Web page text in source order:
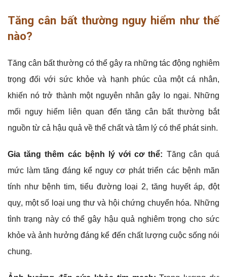
Tăng cân bất thường nguy hiểm như thế
nào?
Tăng cân bất thường có thể gây ra những tác động nghiêm
trọng đối với sức khỏe và hạnh phúc của một cá nhân,
khiến nó trở thành một nguyên nhân gây lo ngại. Những
mối nguy hiểm liên quan đến tăng cân bất thường bắt
nguồn từ cả hậu quả về thể chất và tâm lý có thể phát sinh.
Gia tăng thêm các bệnh lý với cơ thể: Tăng cân quá
mức làm tăng đáng kể nguy cơ phát triển các bệnh mãn
tính như bệnh tim, tiểu đường loại 2, tăng huyết áp, đột
quỵ, một số loại ung thư và hội chứng chuyển hóa. Những
tình trạng này có thể gây hậu quả nghiêm trọng cho sức
khỏe và ảnh hưởng đáng kể đến chất lượng cuộc sống nói
chung.